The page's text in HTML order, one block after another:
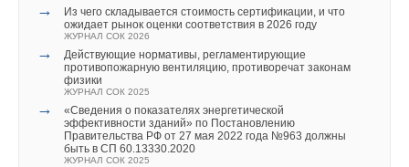
→
Из чего складывается стоимость сертификации, и что
ожидает рынок оценки соответствия в 2026 году
ЖУРНАЛ СОК 2026
→
Действующие нормативы, регламентирующие
противопожарную вентиляцию, противоречат законам
физики
ЖУРНАЛ СОК 2025
→
«Сведения о показателях энергетической
эффективности зданий» по Постановлению
Правительства РФ от 27 мая 2022 года №963 должны
быть в СП 60.13330.2020
ЖУРНАЛ СОК 2025